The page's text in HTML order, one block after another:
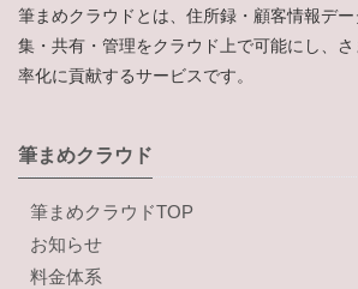
筆まめクラウドとは、住所録・顧客情報デ
集・共有・管理をクラウド上で可能にし、
率化に貢献するサービスです。
筆まめクラウド
筆まめクラウドTOP
お知らせ
料金体系